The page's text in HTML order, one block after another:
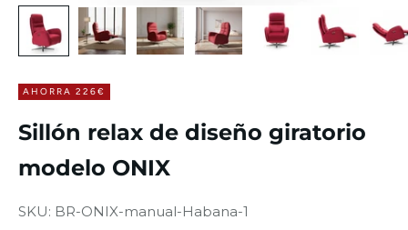
AHORRA 226€
Sillón relax de diseño giratorio
modelo ONIX
SKU: BR-ONIX-manual-Habana-1